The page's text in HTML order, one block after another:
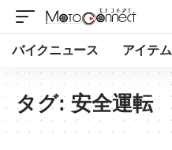
バイクニュース アイテム
タグ: 安全運転